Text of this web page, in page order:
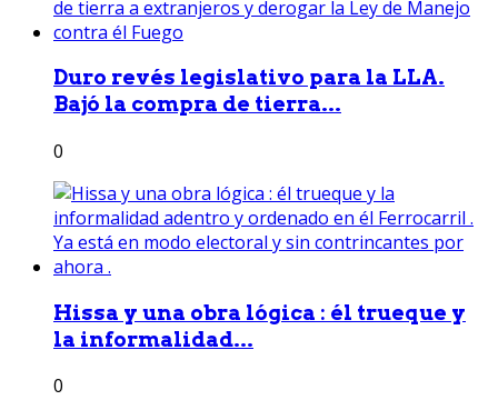
Duro revés legislativo para la LLA.
Bajó la compra de tierra...
0
Hissa y una obra lógica : él trueque y
la informalidad...
0